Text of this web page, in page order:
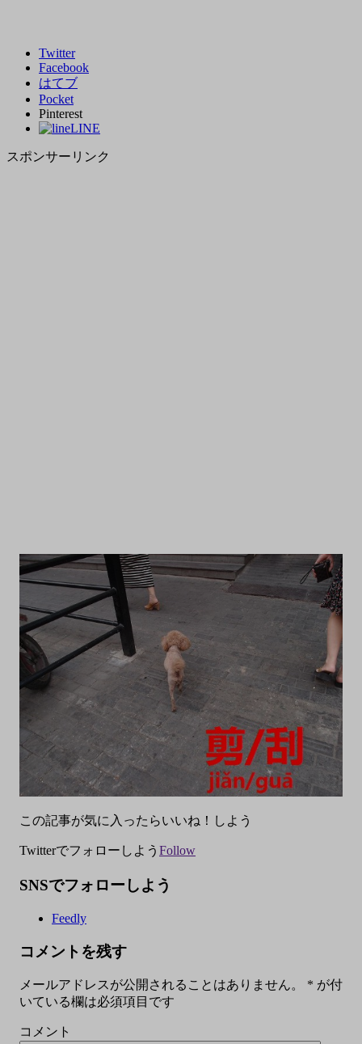
Twitter
Facebook
はてブ
Pocket
Pinterest
LINE
スポンサーリンク
この記事が気に入ったらいいね！しよう
Twitterでフォローしよう Follow
SNSでフォローしよう
Feedly
コメントを残す
メールアドレスが公開されることはありません。 * が付
いている欄は必須項目です
コメント